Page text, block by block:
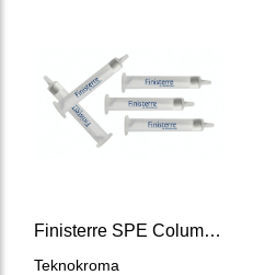
Finisterre SPE Columns C2
Teknokroma